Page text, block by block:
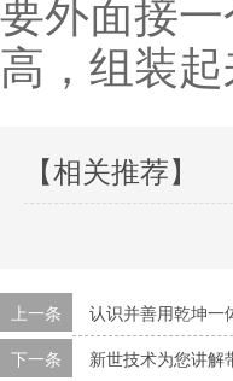
高，组装起
【相关推荐】
上一条
认识并善用乾坤一
下一条
新世技术为您讲解